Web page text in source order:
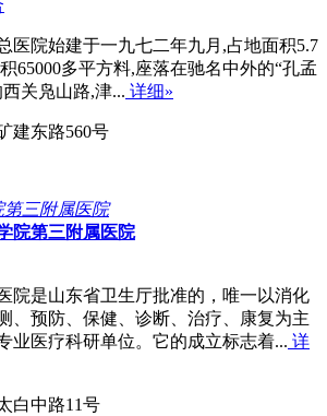
医院始建于一九七二年九月,占地面积5.7
65000多平方料,座落在驰名中外的“孔孟
关凫山路,津... 详细»
建东路560号
院第三附属医院
院是山东省卫生厅批准的，唯一以消化
、预防、保健、诊断、治疗、康复为主
业医疗科研单位。它的成立标志着... 详
白中路11号